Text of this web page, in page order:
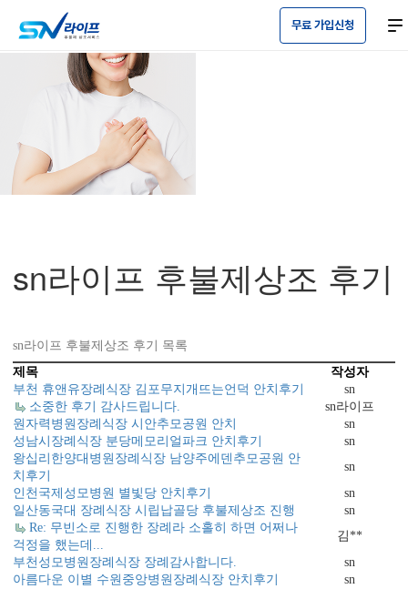
본문 바로가기
무료 가입신청
장례 후감사의 마음
sn라이프 후불제상조 후기
sn라이프 후불제상조 후기 목록
제목
작성자
부천 휴앤유장례식장 김포무지개뜨는언덕 안치후기
sn
소중한 후기 감사드립니다.
sn라이프
원자력병원장례식장 시안추모공원 안치
sn
성남시장례식장 분당메모리얼파크 안치후기
sn
왕십리한양대병원장례식장 남양주에덴추모공원 안
치후기
sn
인천국제성모병원 별빛당 안치후기
sn
일산동국대 장례식장 시립납골당 후불제상조 진행
sn
Re: 무빈소로 진행한 장례라 소홀히 하면 어쩌나
걱정을 했는데...
김**
부천성모병원장례식장 장례감사합니다.
sn
아름다운 이별 수원중앙병원장례식장 안치후기
sn